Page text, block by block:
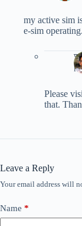
my active sim
e-sim
Please
that.
Leave a Reply
Your email address will
Name *